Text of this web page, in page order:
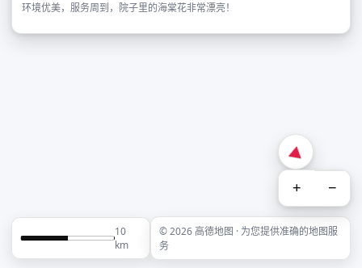
环境优美，服务周到，院子里的海棠花非常漂亮！
+ −
10
km
© 2026 高德地图 · 为您提供准确的地图服
务